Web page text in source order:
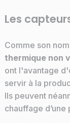
Les
Comme son
thermique non
ont l'avantage
servir à la
Ils peuvent
chauffage d’une